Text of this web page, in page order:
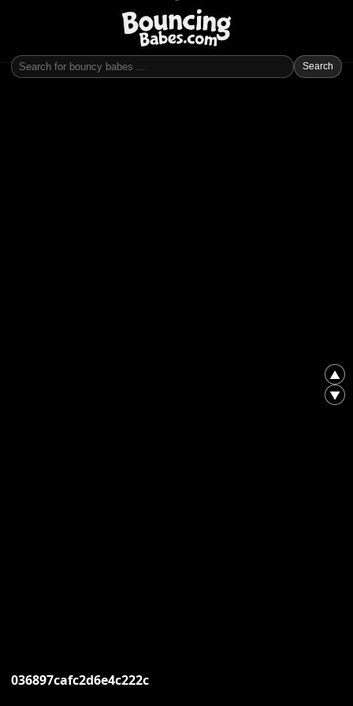
Search
▲
▼
036897cafc2d6e4c222c